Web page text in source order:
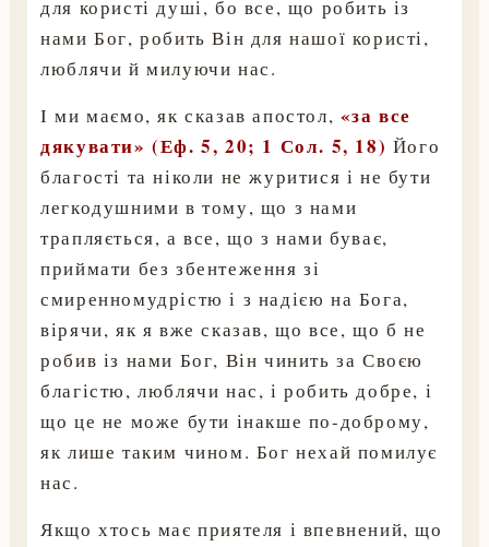
для користі душі, бо все, що робить із
нами Бог, робить Він для нашої користі,
люблячи й милуючи нас.
І ми маємо, як сказав апостол, «за все
дякувати» (Еф. 5, 20; 1 Сол. 5, 18) Його
благості та ніколи не журитися і не бути
легкодушними в тому, що з нами
трапляється, а все, що з нами буває,
приймати без збентеження зі
смиренномудрістю і з надією на Бога,
вірячи, як я вже сказав, що все, що б не
робив із нами Бог, Він чинить за Своєю
благістю, люблячи нас, і робить добре, і
що це не може бути інакше по-доброму,
як лише таким чином. Бог нехай помилує
нас.
Якщо хтось має приятеля і впевнений, що